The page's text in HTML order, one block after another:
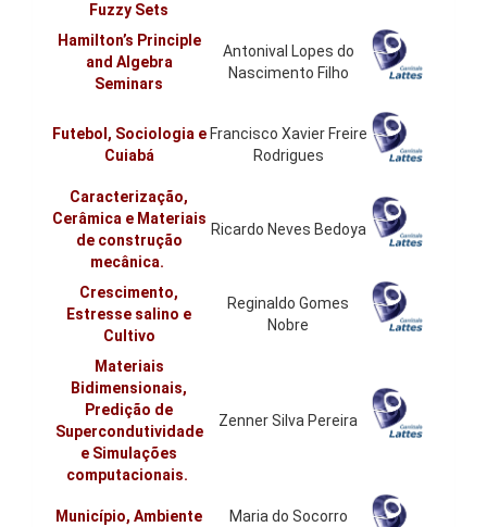
Fuzzy Sets
Hamilton’s Principle
and Algebra
Seminars
Antonival Lopes do
Nascimento Filho
Futebol, Sociologia e
Cuiabá
Francisco Xavier Freire
Rodrigues
Caracterização,
Cerâmica e Materiais
de construção
mecânica.
Ricardo Neves Bedoya
Crescimento,
Estresse salino e
Cultivo
Reginaldo Gomes
Nobre
Materiais
Bidimensionais,
Predição de
Supercondutividade
e Simulações
computacionais.
Zenner Silva Pereira
Município, Ambiente
Maria do Socorro